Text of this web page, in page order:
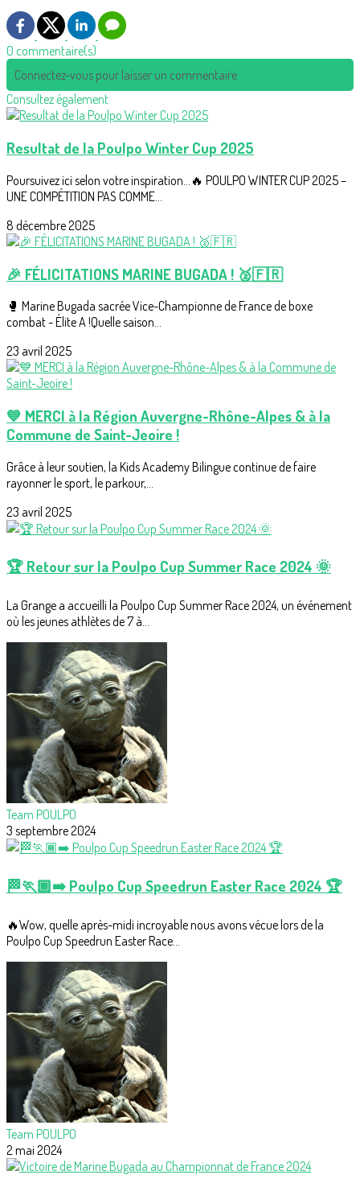
0 commentaire(s)
Connectez-vous pour laisser un commentaire
Consultez également
Resultat de la Poulpo Winter Cup 2025
Poursuivez ici selon votre inspiration...🔥 POULPO WINTER CUP 2025 –
UNE COMPÉTITION PAS COMME...
8 décembre 2025
🎉 FÉLICITATIONS MARINE BUGADA ! 🥈🇫🇷
🥊 Marine Bugada sacrée Vice-Championne de France de boxe
combat - Élite A !Quelle saison...
23 avril 2025
💙 MERCI à la Région Auvergne-Rhône-Alpes & à la
Commune de Saint-Jeoire !
Grâce à leur soutien, la Kids Academy Bilingue continue de faire
rayonner le sport, le parkour,...
23 avril 2025
🏆 Retour sur la Poulpo Cup Summer Race 2024 🌞
La Grange a accueilli la Poulpo Cup Summer Race 2024, un événement
où les jeunes athlètes de 7 à...
Team POULPO
3 septembre 2024
🏁🏃🏾➡️ Poulpo Cup Speedrun Easter Race 2024 🏆
🔥Wow, quelle après-midi incroyable nous avons vécue lors de la
Poulpo Cup Speedrun Easter Race...
Team POULPO
2 mai 2024